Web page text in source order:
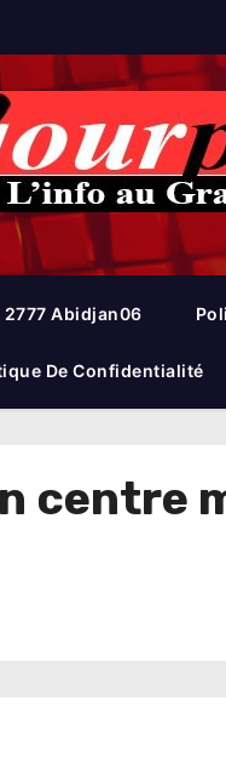
Abidjan06
De Confidentialité
centre